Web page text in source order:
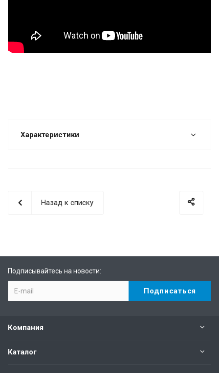
Характеристики
Назад к списку
Подписывайтесь на новости:
Компания
Каталог